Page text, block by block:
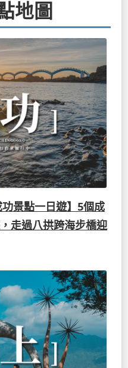
地圖
景點一日遊】5個成
走過八拱跨海步橋迎